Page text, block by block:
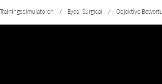
Trainingssimulatoren / Eyesi Surgical / Objektive